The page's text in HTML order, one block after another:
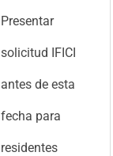
Presentar
solicitud IFICI
antes de esta
fecha para
residentes